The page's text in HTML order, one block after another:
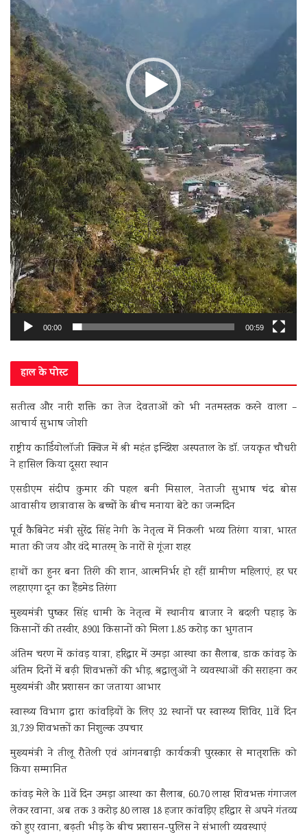
00:00 00:59
हाल के पोस्ट
सतीत्व और नारी शक्ति का तेज देवताओं को भी नतमस्तक करने वाला –
आचार्य सुभाष जोशी
राष्ट्रीय कार्डियोलॉजी क्विज में श्री महंत इन्दिरेश अस्पताल के डॉ. जयकृत चौधरी
ने हासिल किया दूसरा स्थान
एसडीएम संदीप कुमार की पहल बनी मिसाल, नेताजी सुभाष चंद्र बोस
आवासीय छात्रावास के बच्चों के बीच मनाया बेटे का जन्मदिन
पूर्व कैबिनेट मंत्री सुरेंद्र सिंह नेगी के नेतृत्व में निकली भव्य तिरंगा यात्रा, भारत
माता की जय और वंदे मातरम् के नारों से गूंजा शहर
हाथों का हुनर बना तिरंगे की शान, आत्मनिर्भर हो रहीं ग्रामीण महिलाएं, हर घर
लहराएगा दून का हैंडमेड तिरंगा
मुख्यमंत्री पुष्कर सिंह धामी के नेतृत्व में स्थानीय बाजार ने बदली पहाड़ के
किसानों की तस्वीर, 8901 किसानों को मिला 1.85 करोड़ का भुगतान
अंतिम चरण में कांवड़ यात्रा, हरिद्वार में उमड़ा आस्था का सैलाब, डाक कांवड़ के
अंतिम दिनों में बढ़ी शिवभक्तों की भीड़, श्रद्धालुओं ने व्यवस्थाओं की सराहना कर
मुख्यमंत्री और प्रशासन का जताया आभार
स्वास्थ्य विभाग द्वारा कांवड़ियों के लिए 32 स्थानों पर स्वास्थ्य शिविर, 11वें दिन
31,739 शिवभक्तों का निशुल्क उपचार
मुख्यमंत्री ने तीलू रौतेली एवं आंगनबाड़ी कार्यकत्री पुरस्कार से मातृशक्ति को
किया सम्मानित
कांवड़ मेले के 11वें दिन उमड़ा आस्था का सैलाब, 60.70 लाख शिवभक्त गंगाजल
लेकर रवाना, अब तक 3 करोड़ 80 लाख 18 हजार कांवड़िए हरिद्वार से अपने गंतव्य
को हुए रवाना, बढ़ती भीड़ के बीच प्रशासन-पुलिस ने संभाली व्यवस्थाएं